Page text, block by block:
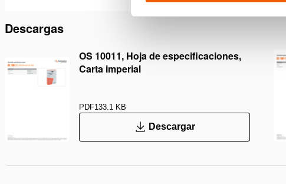
Descargas
OS 10011, Hoja de especificaciones,
Carta imperial
PDF133.1 KB
Descargar